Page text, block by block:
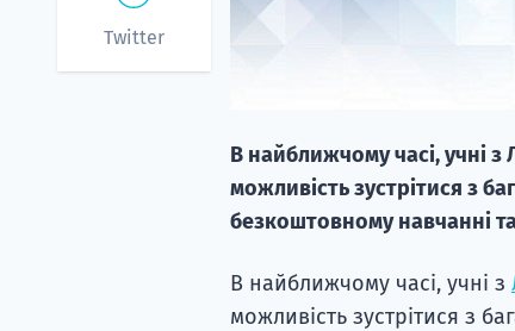
Twitter
В найближчому часі, учні з
можливість зустрітися з
безкоштовному навчанні
В найближчому часі, учні з
можливість зустрітися з